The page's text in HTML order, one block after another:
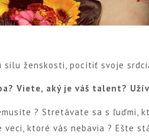
silu ženskosti, pocítiť svoje
Viete, aký je váš talent?
? Stretávate sa s ľuďmi,
ktoré vás nebavia ? Ešte